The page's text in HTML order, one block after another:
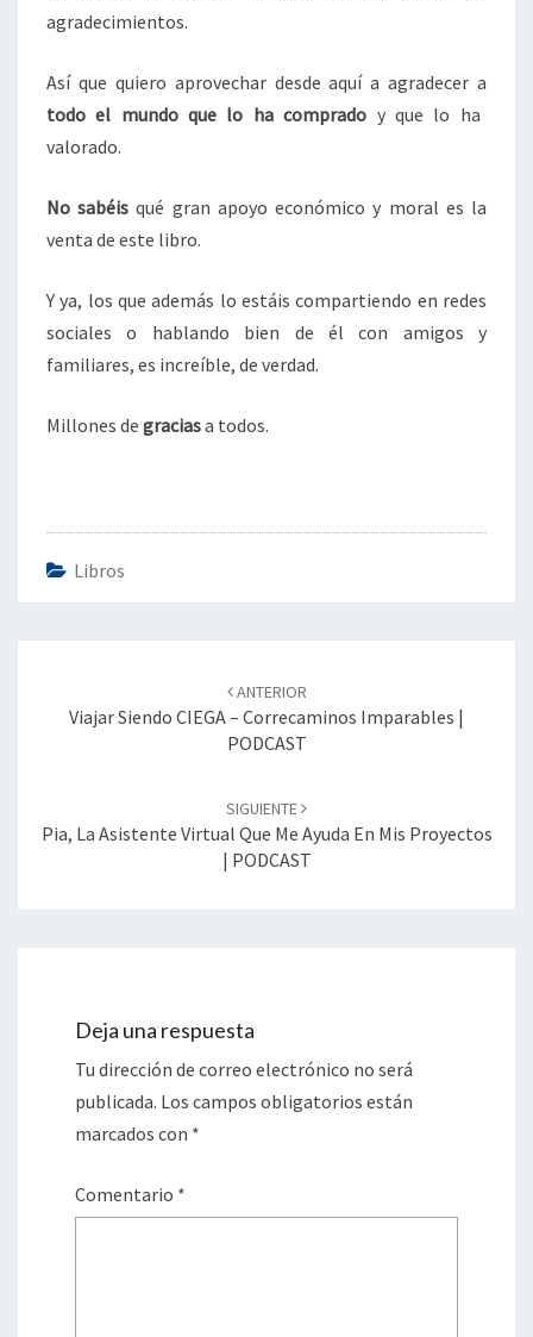
agradecimientos.
Así que quiero aprovechar desde aquí a agradecer a
todo el mundo que lo ha comprado y que lo ha
valorado.
No sabéis qué gran apoyo económico y moral es la
venta de este libro.
Y ya, los que además lo estáis compartiendo en redes
sociales o hablando bien de él con amigos y
familiares, es increíble, de verdad.
Millones de graciasa todos.
Libros
entradas
ANTERIOR
Viajar Siendo CIEGA – Correcaminos Imparables |
PODCAST
SIGUIENTE
Pia, La Asistente Virtual Que Me Ayuda En Mis Proyectos
| PODCAST
Deja una respuesta
Tu dirección de correo electrónico no será
publicada. Los campos obligatorios están
marcados con *
Comentario *